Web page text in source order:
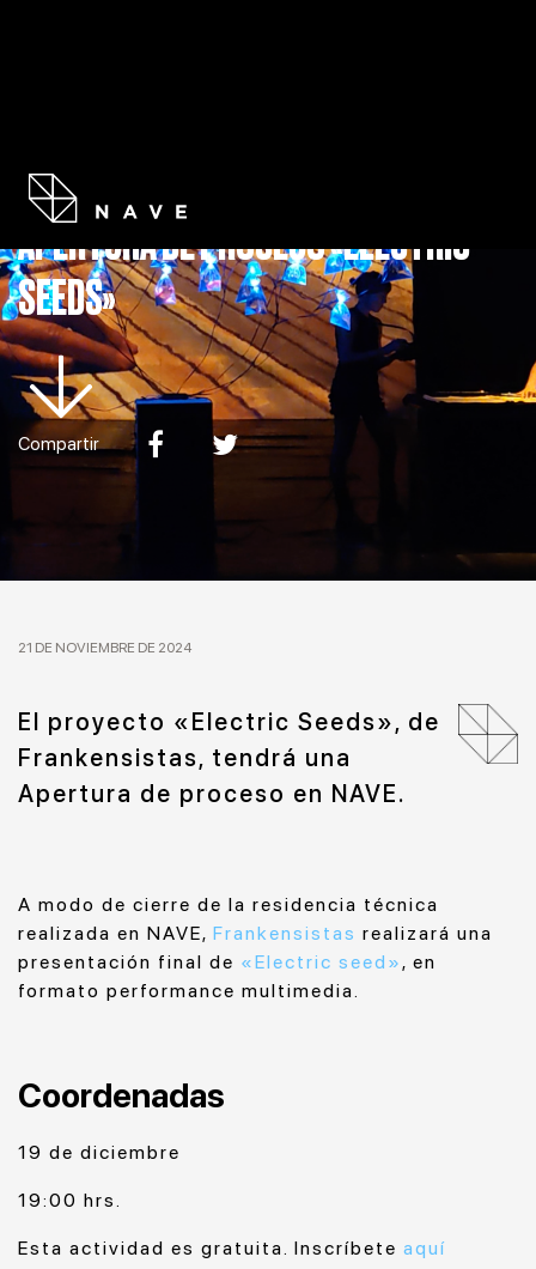
APERTURA DE PROCESO «ELECTRIC
SEEDS»
Compartir
21 DE NOVIEMBRE DE 2024
El proyecto «Electric Seeds», de
Frankensistas, tendrá una
Apertura de proceso en NAVE.
A modo de cierre de la residencia técnica
realizada en NAVE, Frankensistas realizará una
presentación final de «Electric seed», en
formato performance multimedia.
Coordenadas
19 de diciembre
19:00 hrs.
Esta actividad es gratuita. Inscríbete aquí